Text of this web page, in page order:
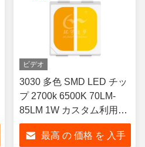
ビデオ
3030 多色 SMD LED チッ
プ 2700k 6500K 70LM-
85LM 1W カスタム利用可
能
最高 の 価格 を 入手